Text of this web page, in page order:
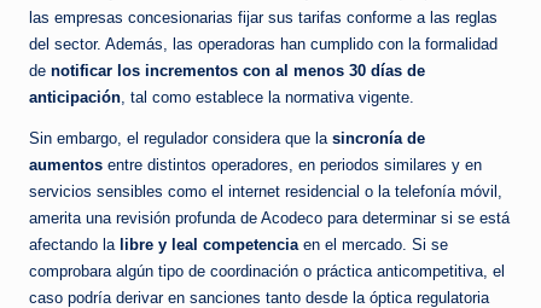
las empresas concesionarias fijar sus tarifas conforme a las reglas
del sector. Además, las operadoras han cumplido con la formalidad
de notificar los incrementos con al menos 30 días de
anticipación , tal como establece la normativa vigente.
Sin embargo, el regulador considera que la sincronía de
aumentos entre distintos operadores, en periodos similares y en
servicios sensibles como el internet residencial o la telefonía móvil,
amerita una revisión profunda de Acodeco para determinar si se está
afectando la libre y leal competencia en el mercado. Si se
comprobara algún tipo de coordinación o práctica anticompetitiva, el
caso podría derivar en sanciones tanto desde la óptica regulatoria